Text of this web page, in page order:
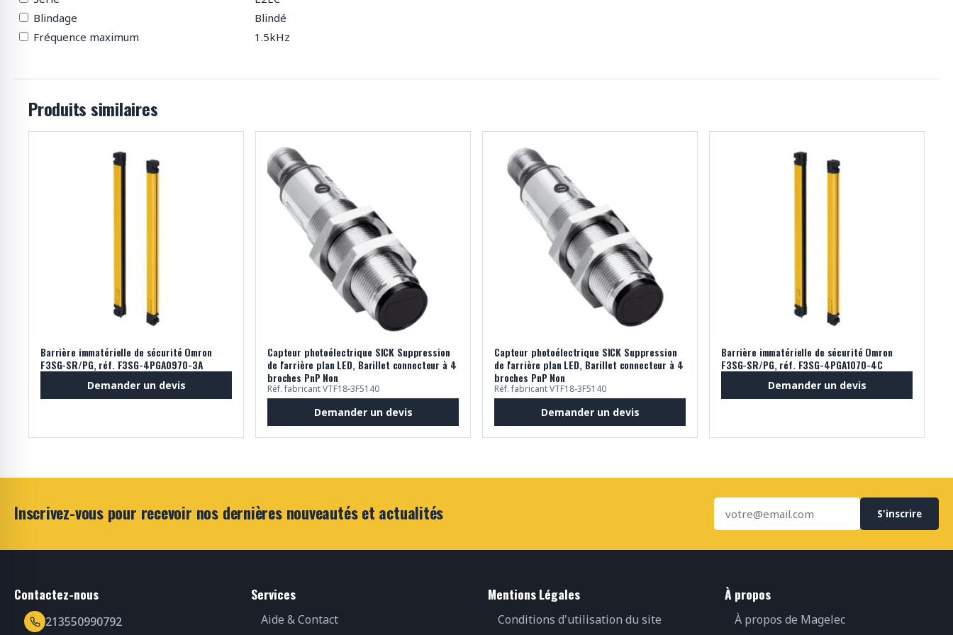
Blindage
Blindé
Fréquence maximum
1.5kHz
Produits similaires
Barrière immatérielle de sécurité Omron
F3SG-SR/PG, réf. F3SG-4PGA0970-3A
Demander un devis
Capteur photoélectrique SICK Suppression
de l'arrière plan LED, Barillet connecteur à 4
broches PnP Non
Réf. fabricant VTF18-3F5140
Demander un devis
Capteur photoélectrique SICK Suppression
de l'arrière plan LED, Barillet connecteur à 4
broches PnP Non
Réf. fabricant VTF18-3F5140
Demander un devis
Barrière immatérielle de sécurité Omron
F3SG-SR/PG, réf. F3SG-4PGA1070-4C
Demander un devis
Inscrivez-vous pour recevoir nos dernières nouveautés et actualités S'inscrire
Contactez-nous
213550990792
Services
Aide & Contact
Mentions Légales
Conditions d'utilisation du site
À propos
À propos de Magelec